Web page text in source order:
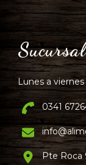
Lunes a
0341
Pte Roca